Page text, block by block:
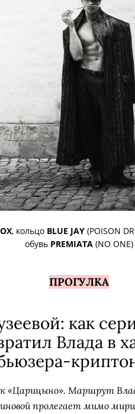
, кольцо BLUE JAY (POISON
обувь PREMIATA(NO ONE)
ПРОГУЛКА
как
Влада в
«Царицыно». Маршрут
пролегает мимо